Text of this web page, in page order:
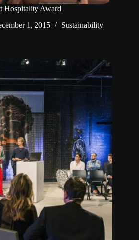
Hospitality Award
1, 2015 Sustainability